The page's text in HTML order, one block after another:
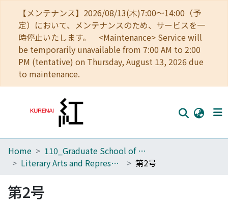
【メンテナンス】2026/08/13(木)7:00～14:00（予
定）において、メンテナンスのため、サービスを一
時停止いたします。 <Maintenance> Service will
be temporarily unavailable from 7:00 AM to 2:00
PM (tentative) on Thursday, August 13, 2026 due
to maintenance.
Home
Browse
Home
110_Graduate School of Human and Environmental Studies
Literary Arts and Representation
第2号
第2号